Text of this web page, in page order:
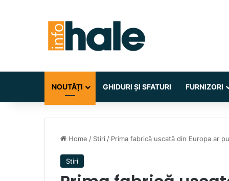
NOUTĂȚI GHIDURI ȘI SFATURI FURNIZORI
Home / Stiri / Prima fabrică uscată din Europa ar
Stiri